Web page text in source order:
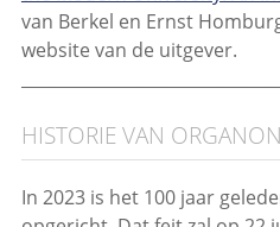
van Berkel en Ernst
website van de uitgever.
HISTORIE VAN ORGANON
In 2023 is het 100 jaar